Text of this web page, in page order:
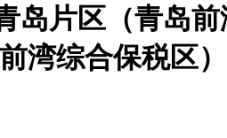
岛片区（青岛
湾综合保税区